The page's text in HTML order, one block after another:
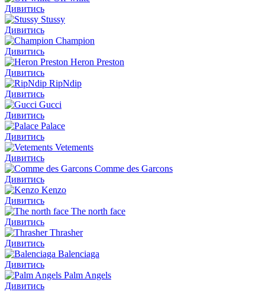
Дивитись
Stussy
Дивитись
Champion
Дивитись
Heron Preston
Дивитись
RipNdip
Дивитись
Gucci
Дивитись
Palace
Дивитись
Vetements
Дивитись
Comme des Garcons
Дивитись
Kenzo
Дивитись
The north face
Дивитись
Thrasher
Дивитись
Balenciaga
Дивитись
Palm Angels
Дивитись